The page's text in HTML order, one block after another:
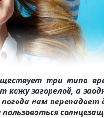
три типа
загорелой, а
нам перепадает